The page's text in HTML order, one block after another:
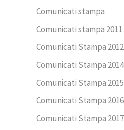
Comunicati stampa
Comunicati stampa 2011
Comunicati Stampa 2012
Comunicati Stampa 2014
Comunicati Stampa 2015
Comunicati Stampa 2016
Comunicati Stampa 2017